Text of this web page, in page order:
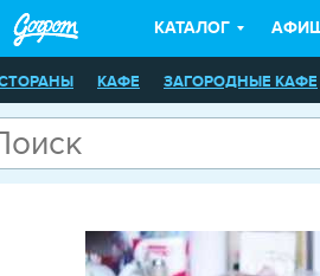
КАТАЛОГ
КАФЕ ЗАГОРОДНЫЕ КАФЕ
ЗАЛЫ
КАФЕ БОУЛИНГ БИЛЬЯРД
ПЛОЩАДКИ АНТИКАФЕ